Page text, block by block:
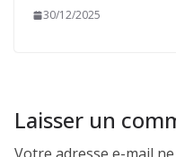
30/12/2025
Laisser un